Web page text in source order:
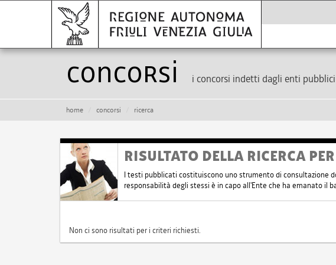
Concorsi i concorsi indetti dagli enti
home concorsi ricerca
RISULTATO DELLA RICERCA
I testi pubblicati costituiscono uno strumento di consultazione
responsabilità degli stessi è in capo all'Ente che ha emanato il
Non ci sono risultati per i criteri richiesti.